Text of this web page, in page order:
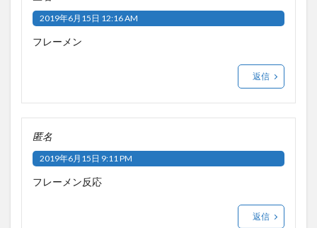
2019年6月15日 12:16 AM
フレーメン
返信
匿名
2019年6月15日 9:11 PM
フレーメン反応
返信